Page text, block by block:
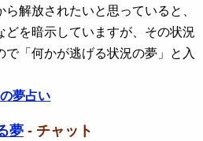
解放されたいと思っていると、
どを暗示していますが、その状況
で「何かが逃げる状況の夢」と入
夢占い
夢- チャット